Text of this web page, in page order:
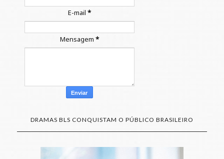
E-mail *
Mensagem *
DRAMAS BLS CONQUISTAM O PÚBLICO BRASILEIRO